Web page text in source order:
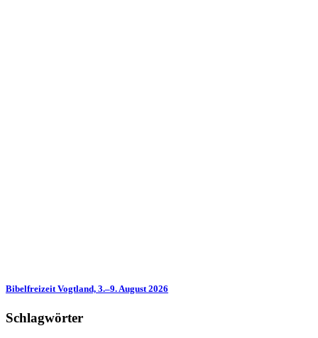
Bibelfreizeit Vogtland, 3.–9. August 2026
Schlagwörter